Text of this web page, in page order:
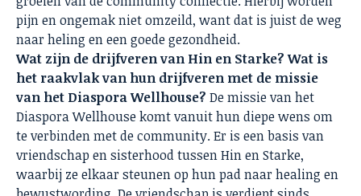
pijn en ongemak niet omzeild, want dat is juist de weg
naar heling en een goede gezondheid.
Wat zijn de drijfveren van Hin en Starke? Wat is
het raakvlak van hun drijfveren met de missie
van het Diaspora Wellhouse? De missie van het
Diaspora Wellhouse komt vanuit hun diepe wens om
te verbinden met de community. Er is een basis van
vriendschap en sisterhood tussen Hin en Starke,
waarbij ze elkaar steunen op hun pad naar healing en